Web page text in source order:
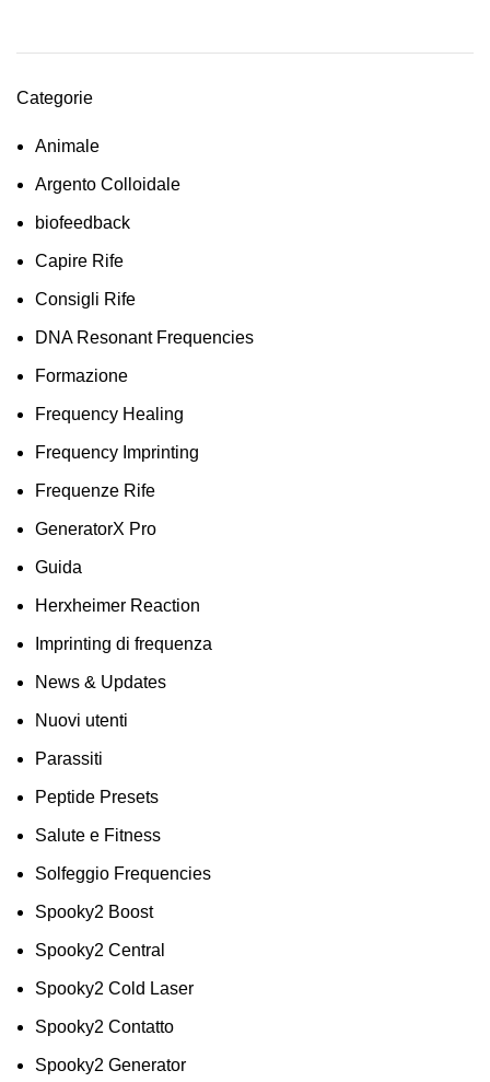
Categorie
Animale
Argento Colloidale
biofeedback
Capire Rife
Consigli Rife
DNA Resonant Frequencies
Formazione
Frequency Healing
Frequency Imprinting
Frequenze Rife
GeneratorX Pro
Guida
Herxheimer Reaction
Imprinting di frequenza
News & Updates
Nuovi utenti
Parassiti
Peptide Presets
Salute e Fitness
Solfeggio Frequencies
Spooky2 Boost
Spooky2 Central
Spooky2 Cold Laser
Spooky2 Contatto
Spooky2 Generator